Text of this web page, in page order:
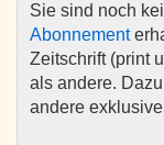
Sie sind noch
Abonnement
Zeitschrift (print
als andere.
andere